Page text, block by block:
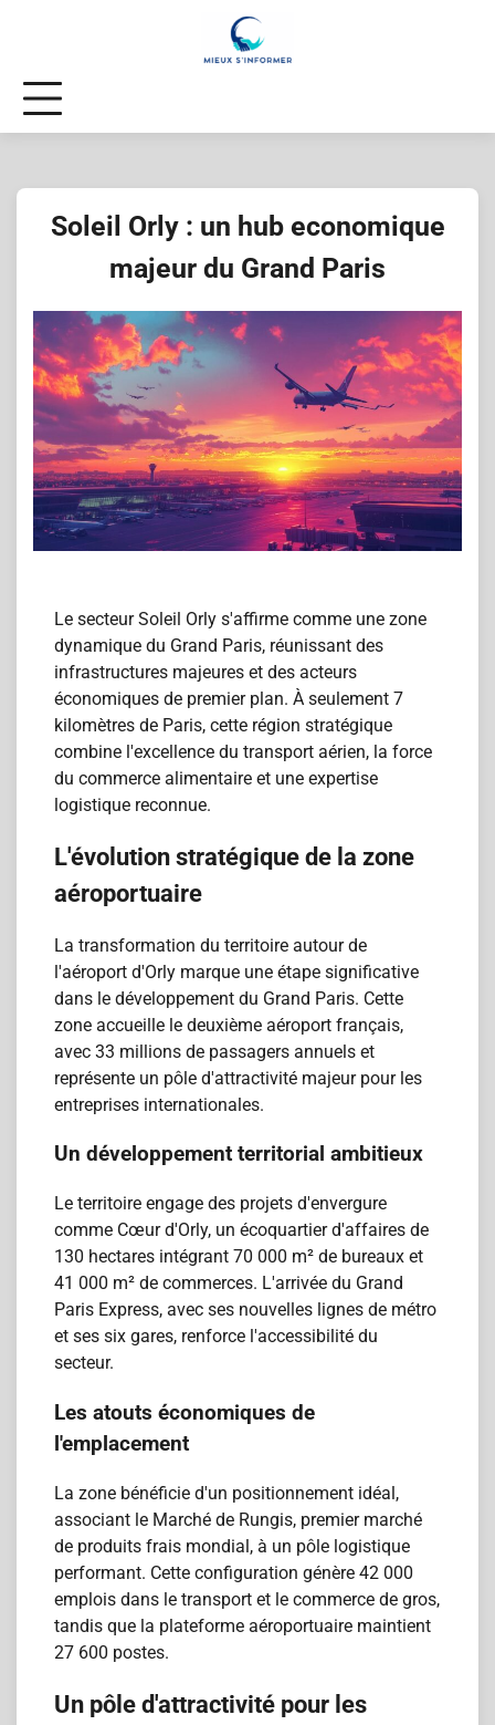
Soleil Orly : un hub economique
majeur du Grand Paris
Le secteur Soleil Orly s'affirme comme une zone
dynamique du Grand Paris, réunissant des
infrastructures majeures et des acteurs
économiques de premier plan. À seulement 7
kilomètres de Paris, cette région stratégique
combine l'excellence du transport aérien, la force
du commerce alimentaire et une expertise
logistique reconnue.
L'évolution stratégique de la zone
aéroportuaire
La transformation du territoire autour de
l'aéroport d'Orly marque une étape significative
dans le développement du Grand Paris. Cette
zone accueille le deuxième aéroport français,
avec 33 millions de passagers annuels et
représente un pôle d'attractivité majeur pour les
entreprises internationales.
Un développement territorial ambitieux
Le territoire engage des projets d'envergure
comme Cœur d'Orly, un écoquartier d'affaires de
130 hectares intégrant 70 000 m² de bureaux et
41 000 m² de commerces. L'arrivée du Grand
Paris Express, avec ses nouvelles lignes de métro
et ses six gares, renforce l'accessibilité du
secteur.
Les atouts économiques de
l'emplacement
La zone bénéficie d'un positionnement idéal,
associant le Marché de Rungis, premier marché
de produits frais mondial, à un pôle logistique
performant. Cette configuration génère 42 000
emplois dans le transport et le commerce de gros,
tandis que la plateforme aéroportuaire maintient
27 600 postes.
Un pôle d'attractivité pour les